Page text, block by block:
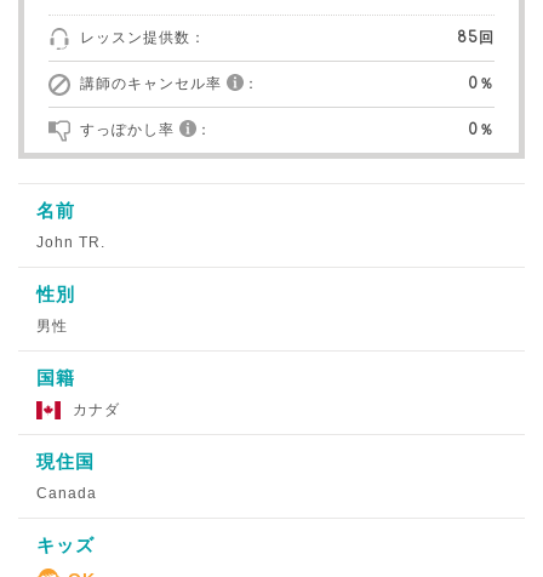
レッスン提供数： 85回
講師のキャンセル率 ： 0％
すっぽかし率 ： 0％
名前
John TR.
性別
男性
国籍
カナダ
現住国
Canada
キッズ